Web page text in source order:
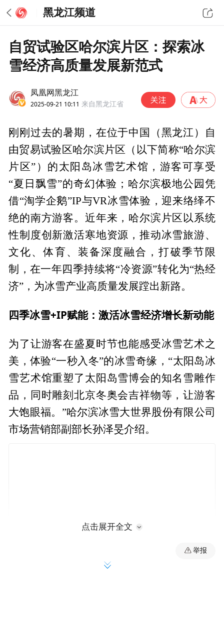
黑龙江频道
自贸试验区哈尔滨片区：探索冰
雪经济高质量发展新范式
凤凰网黑龙江
2025-09-21 10:11 来自黑龙江省
刚刚过去的暑期，在位于中国（黑龙江）自
由贸易试验区哈尔滨片区（以下简称“哈尔滨
片区”）的太阳岛冰雪艺术馆，游客可享受
“夏日飘雪”的奇幻体验；哈尔滨极地公园凭
借“淘学企鹅”IP与VR冰雪体验，迎来络绎不
绝的南方游客。近年来，哈尔滨片区以系统
性制度创新激活寒地资源，推动冰雪旅游、
文化、体育、装备深度融合，打破季节限
制，在一年四季持续将“冷资源”转化为“热经
济”，为冰雪产业高质量发展蹚出新路。
四季冰雪+IP赋能：激活冰雪经济增长新动能
为了让游客在盛夏时节也能感受冰雪艺术之
美，体验“一秒入冬”的冰雪奇缘，“太阳岛冰
雪艺术馆重塑了太阳岛雪博会的知名雪雕作
品，同时雕刻北京冬奥会吉祥物等，让游客
大饱眼福。”哈尔滨冰雪大世界股份有限公司
市场营销部副部长孙泽旻介绍。
点击展开全文
举报